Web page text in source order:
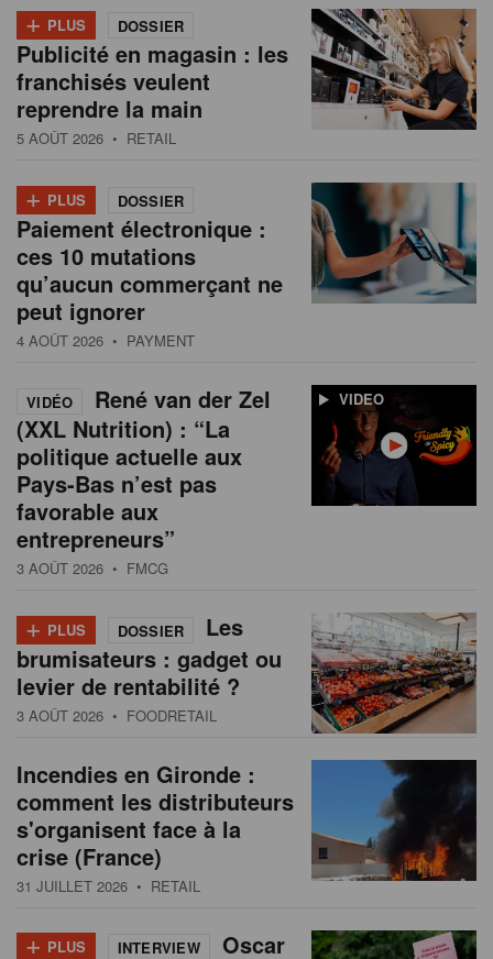
+ PLUS DOSSIER
Publicité en magasin : les
franchisés veulent
reprendre la main
5 AOÛT 2026 • RETAIL
+ PLUS DOSSIER
Paiement électronique :
ces 10 mutations
qu’aucun commerçant ne
peut ignorer
4 AOÛT 2026 • PAYMENT
VIDEO
VIDÉO
René van der Zel
(XXL Nutrition) : “La
politique actuelle aux
Pays-Bas n’est pas
favorable aux
entrepreneurs”
3 AOÛT 2026 • FMCG
+ PLUS DOSSIER
Les
brumisateurs : gadget ou
levier de rentabilité ?
3 AOÛT 2026 • FOODRETAIL
Incendies en Gironde :
comment les distributeurs
s'organisent face à la
crise (France)
31 JUILLET 2026 • RETAIL
+ PLUS INTERVIEW Oscar